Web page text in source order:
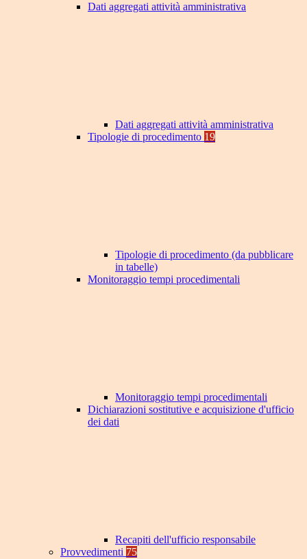
Dati aggregati attività amministrativa
Dati aggregati attività amministrativa
Tipologie di procedimento 19
Tipologie di procedimento (da pubblicare
in tabelle)
Monitoraggio tempi procedimentali
Monitoraggio tempi procedimentali
Dichiarazioni sostitutive e acquisizione d'ufficio
dei dati
Recapiti dell'ufficio responsabile
Provvedimenti 75